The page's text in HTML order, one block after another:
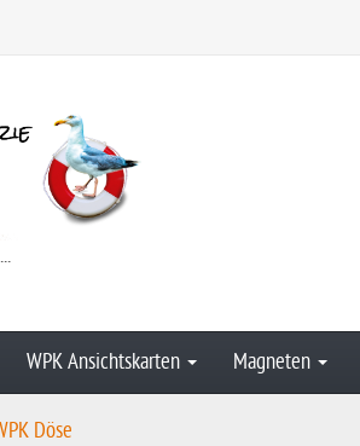
WPK Ansichtskarten Magneten
Döse